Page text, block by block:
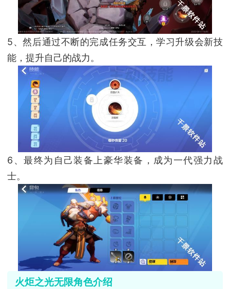
5、然后通过不断的完成任务交互，学习升级会新技
能，提升自己的战力。
6、最终为自己装备上豪华装备，成为一代强力战
士。
火炬之光无限角色介绍